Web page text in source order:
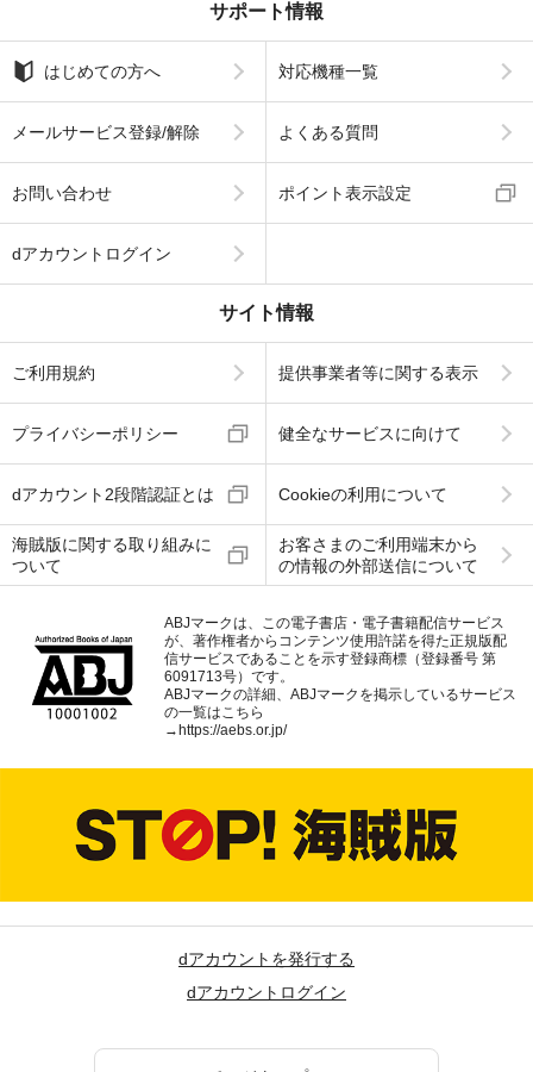
サポート情報
はじめての方へ 対応機種一覧
メールサービス登録/解除 よくある質問
お問い合わせ ポイント表示設定
dアカウントログイン
サイト情報
ご利用規約 提供事業者等に関する表示
プライバシーポリシー 健全なサービスに向けて
dアカウント2段階認証とは Cookieの利用について
海賊版に関する取り組みに
ついて
お客さまのご利用端末から
の情報の外部送信について
ABJマークは、この電子書店・電子書籍配信サービス
が、著作権者からコンテンツ使用許諾を得た正規版配
信サービスであることを示す登録商標（登録番号 第
6091713号）です。
ABJマークの詳細、ABJマークを掲示しているサービス
の一覧はこちら
→ https://aebs.or.jp/
dアカウントを発行する
dアカウントログイン